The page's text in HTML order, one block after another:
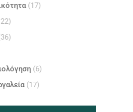
(17)
(6)
(17)